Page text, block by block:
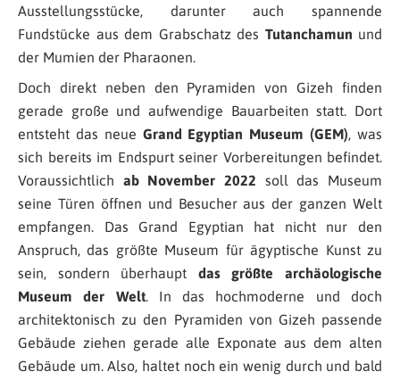
Ausstellungsstücke, darunter auch spannende
Fundstücke aus dem Grabschatz des Tutanchamun und
der Mumien der Pharaonen.
Doch direkt neben den Pyramiden von Gizeh finden
gerade große und aufwendige Bauarbeiten statt. Dort
entsteht das neue Grand Egyptian Museum (GEM), was
sich bereits im Endspurt seiner Vorbereitungen befindet.
Voraussichtlich ab November 2022 soll das Museum
seine Türen öffnen und Besucher aus der ganzen Welt
empfangen. Das Grand Egyptian hat nicht nur den
Anspruch, das größte Museum für ägyptische Kunst zu
sein, sondern überhaupt das größte archäologische
Museum der Welt. In das hochmoderne und doch
architektonisch zu den Pyramiden von Gizeh passende
Gebäude ziehen gerade alle Exponate aus dem alten
Gebäude um. Also, haltet noch ein wenig durch und bald